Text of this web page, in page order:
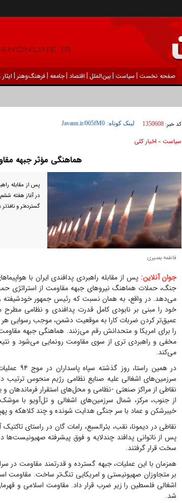
صفحه نخست | سیاست |بين‌الملل | اقتصاد |جامعه |فرهنگ‌و‌هنر |
کد خبر: 1350608 لینک کوتاه:
سیاست» اخبار کلی
هماهنگی مؤثر جبهه
پس از مقابله
در آغاز هفته
گسترده‌تر و
فاطمه بصیری
جوان آنلاین: پس از مقابله راهبردی پدافندی ایران با
جنگ، حملات هماهنگ نیرو‌های جبهه مقاومت از استراتژی
می‌دهد. در واقع، به همان نسبت که رئیس جمهور خودشیفته و
خود را مبنی بر نابودی کامل قدرت پدافندی و نظامی
عمیق‌تر کردن ضربات کارا به موقعیت دشمن، موجب رسوایی
را برای امریکا و متحدانش رقم می‌زنند. هماهنگی جبهه
مخفی و راهبردی تری از سوی مقاومت رونمایی می‌شود و
می‌کند.
سرزمین‌های اشغالی علیه صنایع نظامی رژیم منحوس ترتیب
نقاطی از مراکز صنعتی -نظامی و محل‌های استقرار
از جنوب، مرکز، شمال سرزمین‌های اشغالی و تل‌آویو با
خیبرشکن و عماد با سر جنگی هدایت شونده و چند کلاهکه و
نقاطی در دیمونا، نقب، بئرالسبع، رامات گان در راستای
پس از ناتوانی پدافند چندلایه و فوق پیشرفته
سخت قرار گرفتند.
همزمان با این عملیات، جبهه گسترده و قدرتمند مقاومت در
بر متجاوزان صهیونیستی و امریکایی تنگ‌تر ساخت.
شد.